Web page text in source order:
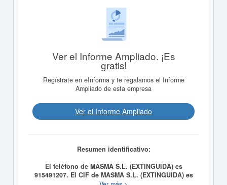
Ver el Informe Ampliado. ¡Es
gratis!
Regístrate en eInforma y te regalamos el Informe
Ampliado de esta empresa
Ver el Informe Ampliado
Resumen identificativo:
El teléfono de MASMA S.L. (EXTINGUIDA) es
915491207. El CIF de MASMA S.L. (EXTINGUIDA) es